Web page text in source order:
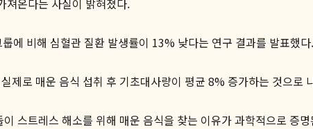
에 비해 심혈관 질환 발생률이 13% 낮다는 연구 결과를 발표했다.
제로 매운 음식 섭취 후 기초대사량이 평균 8% 증가하는 것으로
스트레스 해소를 위해 매운 음식을 찾는 이유가 과학적으로 증